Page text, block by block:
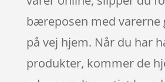
bæreposen med varerne
på vej hjem. Når du har
produkter, kommer de